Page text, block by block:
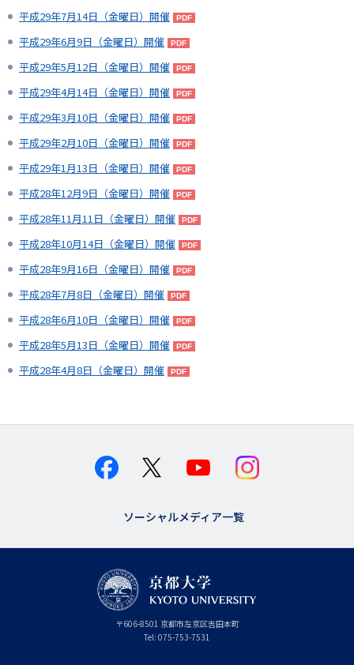
平成29年7月14日（金曜日）開催
平成29年6月9日（金曜日）開催
平成29年5月12日（金曜日）開催
平成29年4月14日（金曜日）開催
平成29年3月10日（金曜日）開催
平成29年2月10日（金曜日）開催
平成29年1月13日（金曜日）開催
平成28年12月9日（金曜日）開催
平成28年11月11日（金曜日）開催
平成28年10月14日（金曜日）開催
平成28年9月16日（金曜日）開催
平成28年7月8日（金曜日）開催
平成28年6月10日（金曜日）開催
平成28年5月13日（金曜日）開催
平成28年4月8日（金曜日）開催
ソーシャルメディア一覧
〒606-8501 京
都
府
京都市左京区吉田本町
Tel: 075-753-7531